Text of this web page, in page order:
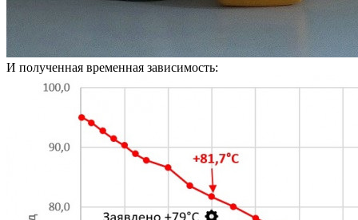
И полученная временная зависимость: